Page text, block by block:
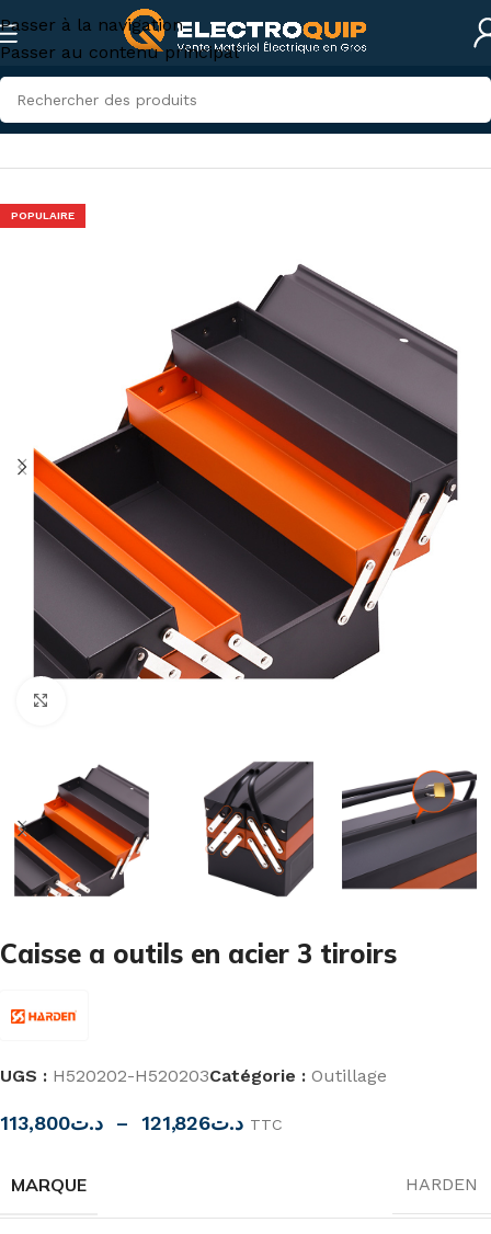
Passer à la navigation
Passer au contenu principal
Accueil/Accessoires et outillage/Outillage
POPULAIRE
Caisse a outils en acier 3 tiroirs
UGS : H520202-H520203Catégorie : Outillage
د.ت113,800 – د.ت121,826 TTC
MARQUE HARDEN